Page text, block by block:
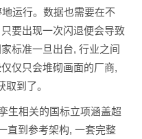
运行。数据也需要在不
要出现一次闪退便会导致
标准一旦出台, 行业之间
仅只会堆砌画面的厂商,
到了。
生相关的国标立项涵盖超
直到参考架构, 一套完整